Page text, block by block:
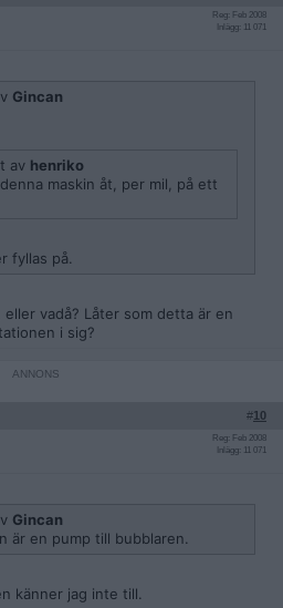
Reg: Feb 2008
Inlägg: 11 071
Gincan
av henriko
maskin åt, per mil, på ett
fyllas på.
vadå? Låter som detta är en
i sig?
#10
Reg: Feb 2008
Inlägg: 11 071
Gincan
är en pump till bubblaren.
känner jag inte till.